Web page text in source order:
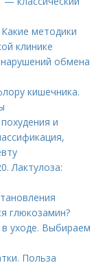
методики
клинике
обмена
кишечника.
и
Лактулоза:
глюкозамин?
уходе. Выбираем
Польза